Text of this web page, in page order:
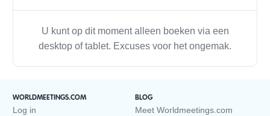
U kunt op dit moment alleen boeken via een
desktop of tablet. Excuses voor het ongemak.
WORLDMEETINGS.COM
Log in
BLOG
Meet Worldmeetings.com